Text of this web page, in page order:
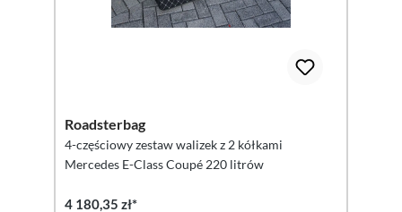
Roadsterbag
4-częściowy zestaw walizek z 2 kółkami
Mercedes E-Class Coupé 220 litrów
4 180,35 zł*